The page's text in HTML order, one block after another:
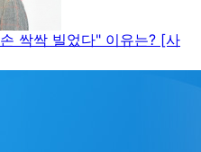
싹싹 빌었다" 이유는? [사